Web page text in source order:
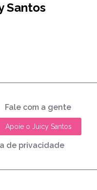
Santos
Fale com a gente
Apoie o Juicy Santos
de privacidade